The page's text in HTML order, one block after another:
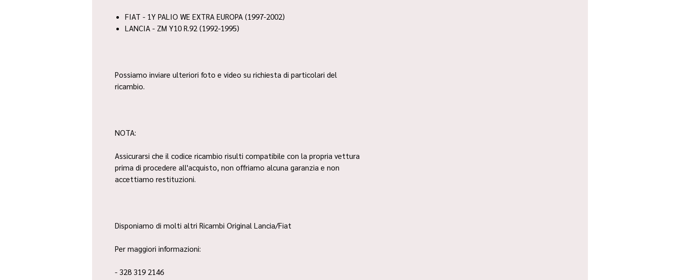
FIAT - 1Y PALIO WE EXTRA EUROPA (1997-2002)
LANCIA - ZM Y10 R.92 (1992-1995)
Possiamo inviare ulteriori foto e video su richiesta di particolari del
ricambio.
NOTA:
Assicurarsi che il codice ricambio risulti compatibile con la propria vettura
prima di procedere all'acquisto, non offriamo alcuna garanzia e non
accettiamo restituzioni.
Disponiamo di molti altri Ricambi Original Lancia/Fiat
Per maggiori informazioni:
- 328 319 2146